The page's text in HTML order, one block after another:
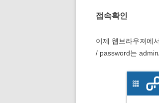
접속확인
이제 웹브라우져에
/ password는